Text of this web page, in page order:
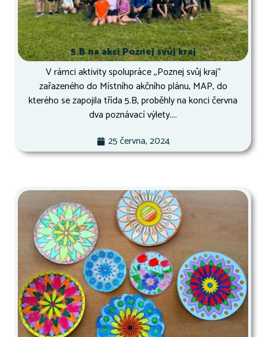
5.B na akci Poznej svůj kraj
V rámci aktivity spolupráce ,,Poznej svůj kraj“
zařazeného do Místního akčního plánu, MAP, do
kterého se zapojila třída 5.B, proběhly na konci června
dva poznávací výlety....
25 června, 2024